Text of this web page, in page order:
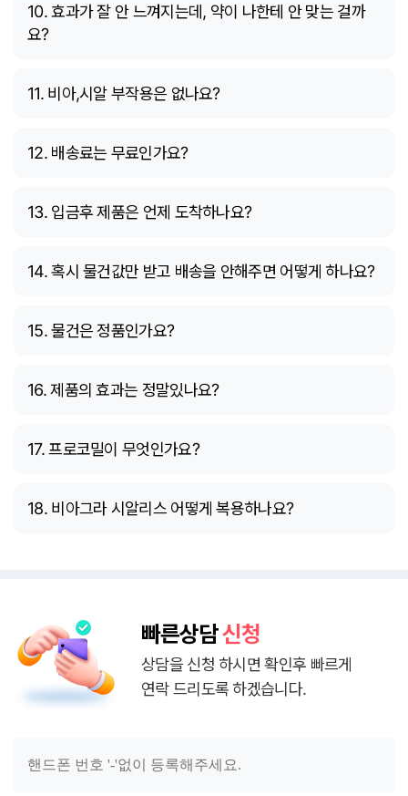
10. 효과가 잘 안 느껴지는데, 약이 나한테 안 맞는 걸까
요?
11. 비아,시알 부작용은 없나요?
12. 배송료는 무료인가요?
13. 입금후 제품은 언제 도착하나요?
14. 혹시 물건값만 받고 배송을 안해주면 어떻게 하나요?
15. 물건은 정품인가요?
16. 제품의 효과는 정말있나요?
17. 프로코밀이 무엇인가요?
18. 비아그라 시알리스 어떻게 복용하나요?
빠른상담신청
상담을 신청 하시면 확인후 빠르게
연락 드리도록 하겠습니다.